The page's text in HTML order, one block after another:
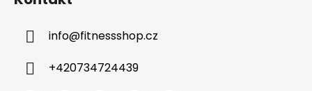
info@fitnessshop.cz
+420734724439